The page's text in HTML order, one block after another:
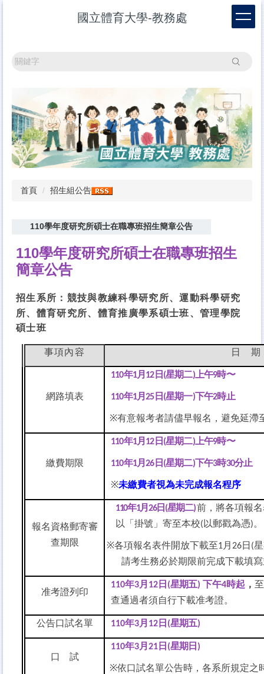
國立體育大學-教務處
搜尋
首頁 招生組公告
110學年度研究所碩士在職專班招生簡章公告
110學年度研究所碩士在職專班招生
簡章公告
招生系所： 競技與教練科學研究所、運動科學研究
所、體育研究所、體育推廣學系碩士班、管理學院
碩士班
事項內容 日 期
網路填表
110年1月 12日 (星期二)上午9時〜
110年1月25日 (星期一)下午2時止
※有意報考者請儘早報名，避免延滯
繳費期限
110年1月 12日 (星期二)上午9時〜
110年1月26日 (星期二)下午3時30分止
※未繳費者視為未完成報名程序
報名資格郵寄審
查期限
110年1月26日 (星期二)前，將各項報
以「掛號」寄至本校(以郵戳為憑)。
※各項報名表件開放下載至1月26日 (
請考生務必於期限前完成下載填
准考證列印
110年3月 12 日 (星期五) 下午4時起 ，
查通過者須自行下載准考證。
公告口試名單 110年3月 12 日 (星期五)
口 試
110年3月 21 日 (星期日 )
※依口試名單公告時，各系所規定之